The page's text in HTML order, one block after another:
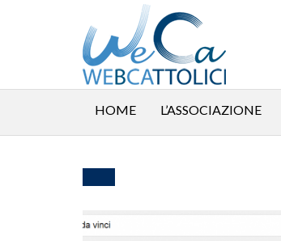
HOME L’ASSOCIAZIONE